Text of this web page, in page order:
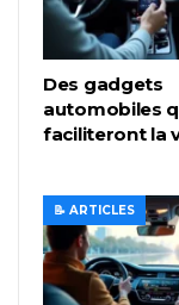
Des gadgets
automobiles
faciliteront la
📝 ARTICLES